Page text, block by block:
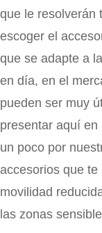
que le resolverán
escoger el
que se adapte a
en día, en el
pueden ser muy
presentar aquí
un poco por
accesorios que
movilidad
las zonas